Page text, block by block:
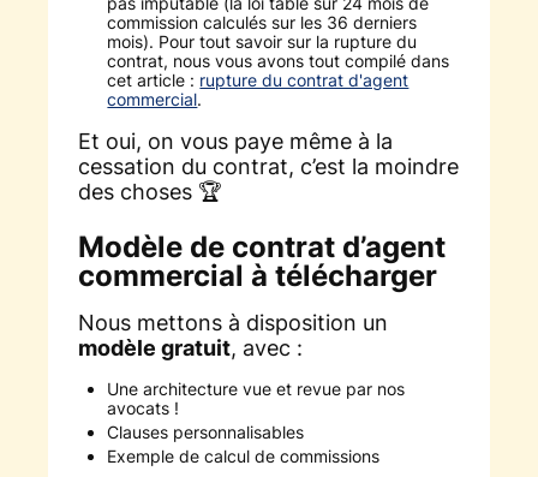
commission calculés sur les 36 derniers
mois). Pour tout savoir sur la rupture du
contrat, nous vous avons tout compilé dans
cet article : rupture du contrat d'agent
commercial.
Et oui, on vous paye même à la
cessation du contrat, c’est la moindre
des choses 🏆
Modèle de contrat d’agent
commercial à télécharger
Nous mettons à disposition un
modèle gratuit, avec :
Une architecture vue et revue par nos
avocats !
Clauses personnalisables
Exemple de calcul de commissions